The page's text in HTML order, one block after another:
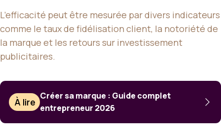
L’efficacité peut être mesurée par divers indicateurs
comme le taux de fidélisation client, la notoriété de
la marque et les retours sur investissement
publicitaires.
À lire
Créer sa marque : Guide complet
entrepreneur 2026